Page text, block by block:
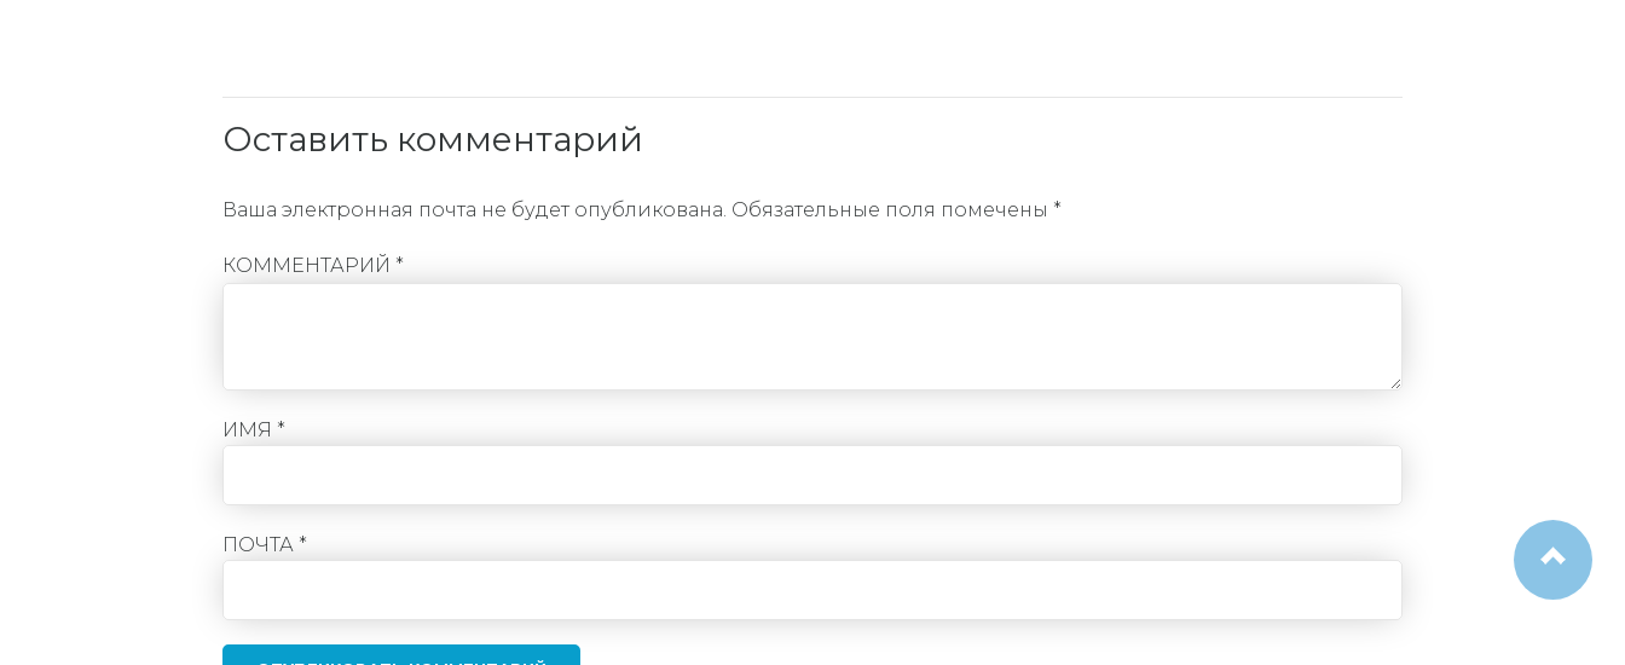
Оставить комментарий
Ваша электронная почта не будет опубликована. Обязательные поля помечены *
КОММЕНТАРИЙ *
ИМЯ *
ПОЧТА *